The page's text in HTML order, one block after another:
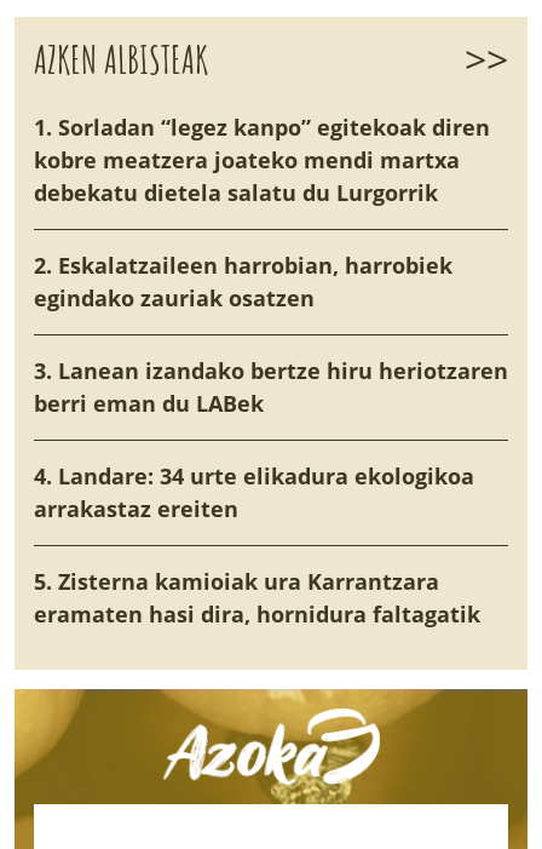
AZKEN ALBISTEAK >>
1. Sorladan “legez kanpo” egitekoak diren
kobre meatzera joateko mendi martxa
debekatu dietela salatu du Lurgorrik
2. Eskalatzaileen harrobian, harrobiek
egindako zauriak osatzen
3. Lanean izandako bertze hiru heriotzaren
berri eman du LABek
4. Landare: 34 urte elikadura ekologikoa
arrakastaz ereiten
5. Zisterna kamioiak ura Karrantzara
eramaten hasi dira, hornidura faltagatik